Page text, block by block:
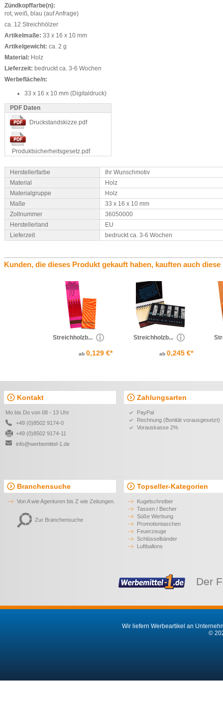
Zündkopffarbe(n):
rot, weiß, blau (auf Anfrage)
ca. 12 Streichhölzer
Artikelmaße: 33 x 16 x 10 mm
Artikelgewicht: ca. 2 g
Material: Holz
Lieferzeit: bedruckt ca. 3-6 Wochen
Werbefläche/n:
33 x 16 x 10 mm (Digitaldruck)
PDF Daten
Druckstandskizze.pdf
Produktsicherheitsgesetz.pdf
Herstellerfarbe
Ihr Wunschmotiv
Material
Holz
Materialgruppe
Holz
Maße
33 x 16 x 10 mm
Zollnummer
36050000
Herstellerland
EU
Lieferzeit
bedruckt ca. 3-6 Wochen
Kunden, die dieses Produkt gekauft haben, kauften auch
Streichholzb...
ab 0,129 €*
Streichholzb...
ab 0,245 €*
Kontakt
Mo bis Do von 08 - 13 Uhr
+49 (0)8502 9174-0
+49 (0)8502 9174-11
info@werbemittel-1.de
Zahlungsarten
PayPal
Rechnung (Bonität vorausgesetzt)
Vorauskasse 2%
Branchensuche
Von A wie Agenturen bis Z wie Zeitungen.
Zur Branchensuche
Topseller-Kategorien
Kugelschreiber
Tassen / Becher
Süße Werbung
Promotiontaschen
Feuerzeuge
Schlüsselbänder
Luftballons
Der
Wir liefern Werbeartikel an
©